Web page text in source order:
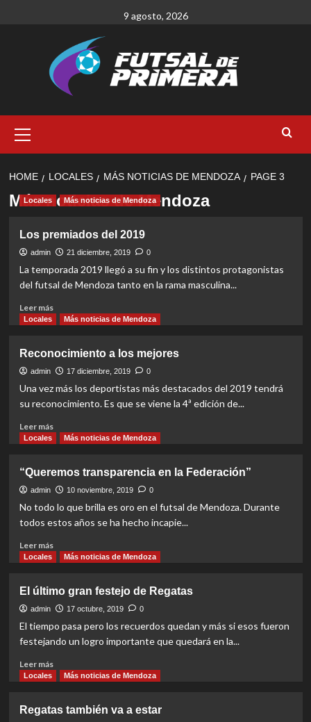
9 agosto, 2026
Menu
HOME LOCALES MÁS NOTICIAS DE MENDOZA PAGE 3
Más noticias de Mendoza
Locales Más noticias de Mendoza
Los premiados del 2019
admin 21 diciembre, 2019 0
La temporada 2019 llegó a su fin y los distintos protagonistas
del futsal de Mendoza tanto en la rama masculina...
Leer másRead
more
premiados
del
2019
Locales Más noticias de Mendoza
Reconocimiento a los mejores
admin 17 diciembre, 2019 0
Una vez más los deportistas más destacados del 2019 tendrá
su reconocimiento. Es que se viene la 4ª edición de...
Leer másRead
more
a
los
mejores
Locales Más noticias de Mendoza
“Queremos transparencia en la Federación”
admin 10 noviembre, 2019 0
No todo lo que brilla es oro en el futsal de Mendoza. Durante
todos estos años se ha hecho incapie...
Leer másRead
more
transparencia
en
la
Federación”
Locales Más noticias de Mendoza
El último gran festejo de Regatas
admin 17 octubre, 2019 0
El tiempo pasa pero los recuerdos quedan y más si esos fueron
festejando un logro importante que quedará en la...
Leer másRead
more
último
Locales Más noticias de Mendoza
Regatas también va a estar